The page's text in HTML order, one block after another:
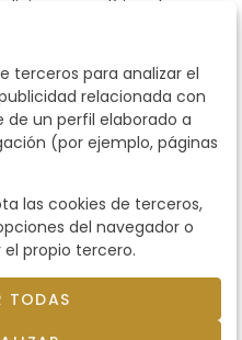
Política de
informamos que sus
parte de Subastas Segre con la
Puede ejercitar los
oposición y demás
en la normativa vigente
puede solicitar el envío de
un e-mail a
y se aplican la
de Google.
terceros para analizar el
relacionada con
de un perfil elaborado a
(por ejemplo, páginas
las cookies de terceros,
del navegador o
propio tercero.
TODAS